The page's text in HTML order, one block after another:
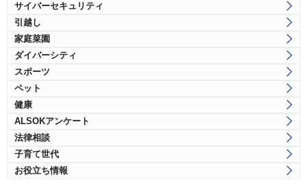
サイバーセキュリティ
引越し
家庭菜園
ダイバーシティ
スポーツ
ペット
健康
ALSOKアンケート
法律相談
子育て世代
お役立ち情報